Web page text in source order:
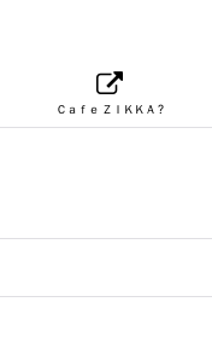
Ｃａｆｅ ＺＩＫＫＡ ?